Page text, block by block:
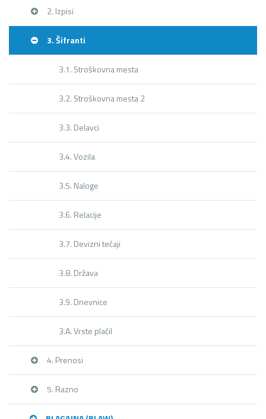
2. Izpisi
3. Šifranti
3.1. Stroškovna mesta
3.2. Stroškovna mesta 2
3.3. Delavci
3.4. Vozila
3.5. Naloge
3.6. Relacije
3.7. Devizni tečaji
3.8. Država
3.9. Dnevnice
3.A. Vrste plačil
4. Prenosi
5. Razno